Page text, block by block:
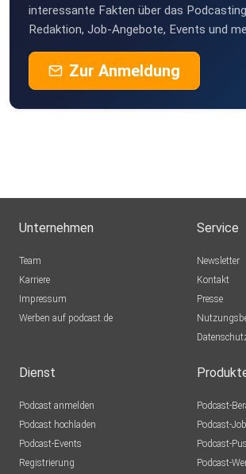
interessante Fakten über das
Redaktion, Job-Angebote, Events und
Zur Anmeldung
Unternehmen
Team
Karriere
Impressum
Werben auf podcast.de
Service
Newsletter
Kontakt
Presse
Dienst
Podcast anmelden
Podcast hochladen
Podcast-Events
Registrierung
Podcast-
Podcast-
Podcast-
Podcast-